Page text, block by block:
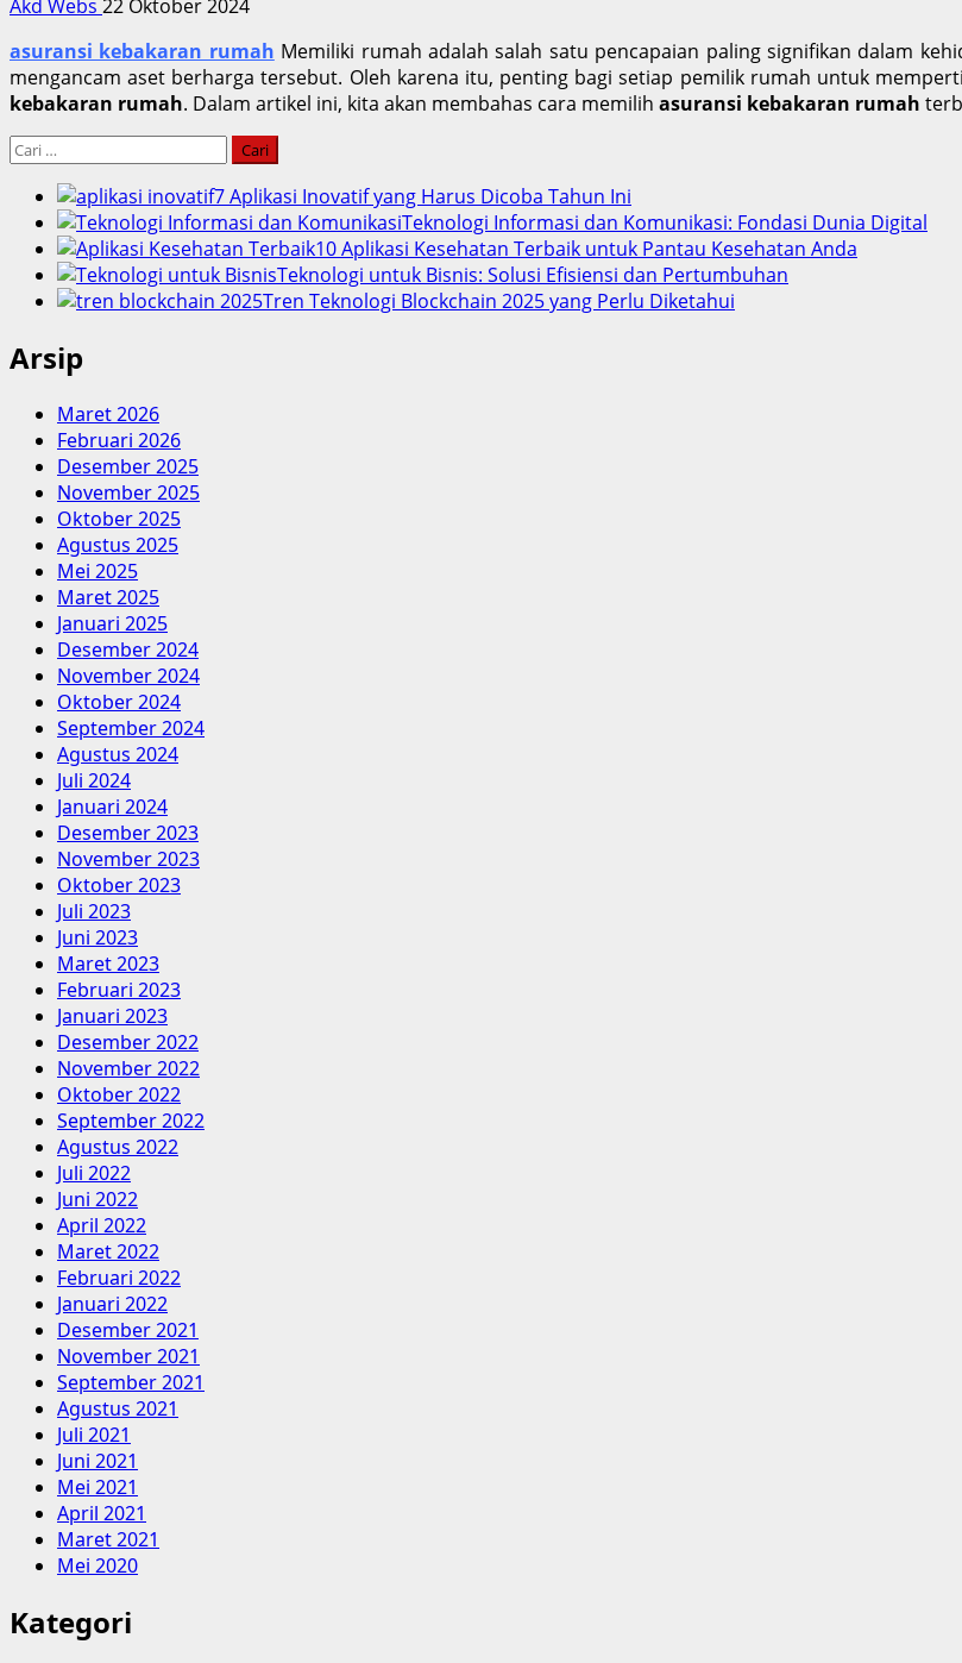
Akd Webs 22 Oktober 2024
asuransi kebakaran rumah Memiliki rumah adalah salah satu pencapaian paling signifikan dalam
mengancam aset berharga tersebut. Oleh karena itu, penting bagi setiap pemilik rumah untuk
kebakaran rumah. Dalam artikel ini, kita akan membahas cara memilih asuransi kebakaran rumah
Cari
7 Aplikasi Inovatif yang Harus Dicoba Tahun Ini
Teknologi Informasi dan Komunikasi: Fondasi Dunia Digital
10 Aplikasi Kesehatan Terbaik untuk Pantau Kesehatan Anda
Teknologi untuk Bisnis: Solusi Efisiensi dan Pertumbuhan
Tren Teknologi Blockchain 2025 yang Perlu Diketahui
Arsip
Maret 2026
Februari 2026
Desember 2025
November 2025
Oktober 2025
Agustus 2025
Mei 2025
Maret 2025
Januari 2025
Desember 2024
November 2024
Oktober 2024
September 2024
Agustus 2024
Juli 2024
Januari 2024
Desember 2023
November 2023
Oktober 2023
Juli 2023
Juni 2023
Maret 2023
Februari 2023
Januari 2023
Desember 2022
November 2022
Oktober 2022
September 2022
Agustus 2022
Juli 2022
Juni 2022
April 2022
Maret 2022
Februari 2022
Januari 2022
Desember 2021
November 2021
September 2021
Agustus 2021
Juli 2021
Juni 2021
Mei 2021
April 2021
Maret 2021
Mei 2020
Kategori